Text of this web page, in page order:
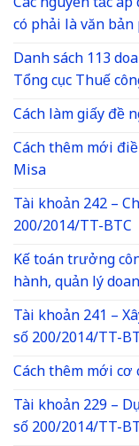
có phải là văn
Danh sách 113
Tổng cục Thuế
Cách làm giấy đề
Cách thêm mới
Misa
Tài khoản 242 –
200/2014/TT-BTC
Kế toán trưởng
hành, quản lý
Tài khoản 241 –
số 200/2014/TT-
Cách thêm mới
Tài khoản 229 –
số 200/2014/TT-